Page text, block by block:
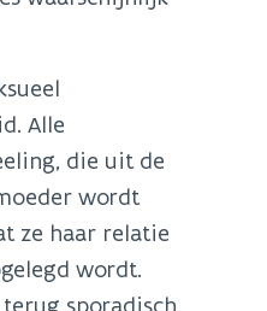
Alle
die uit de
wordt
ze haar relatie
wordt.
sporadisch,